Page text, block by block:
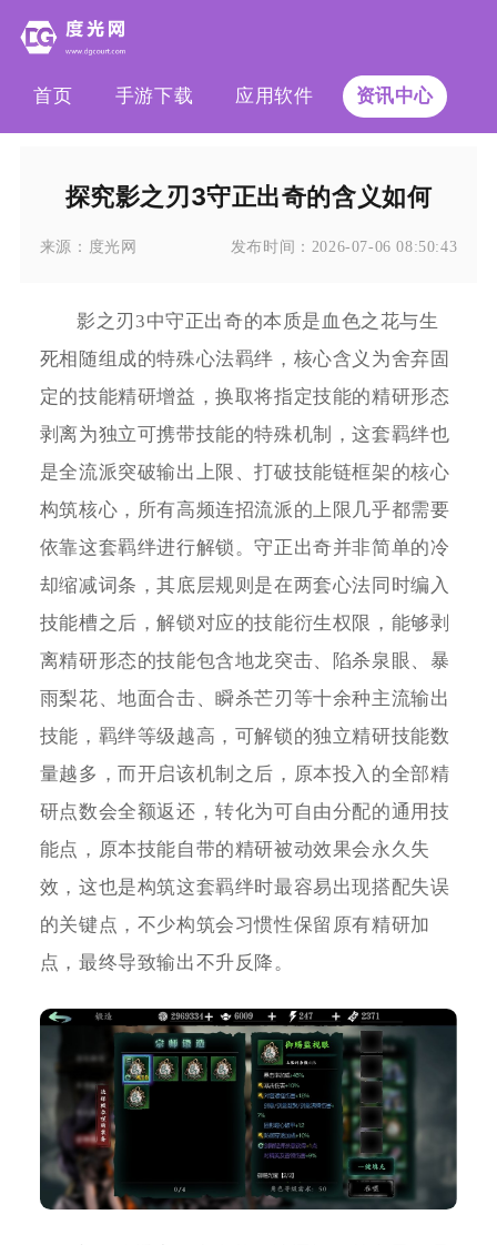
首页 手游下载 应用软件 资讯中心
探究影之刃3守正出奇的含义如何
来源： 度光网 发布时间： 2026-07-06 08:50:43
影之刃3中守正出奇的本质是血色之花与生
死相随组成的特殊心法羁绊，核心含义为舍弃固
定的技能精研增益，换取将指定技能的精研形态
剥离为独立可携带技能的特殊机制，这套羁绊也
是全流派突破输出上限、打破技能链框架的核心
构筑核心，所有高频连招流派的上限几乎都需要
依靠这套羁绊进行解锁。守正出奇并非简单的冷
却缩减词条，其底层规则是在两套心法同时编入
技能槽之后，解锁对应的技能衍生权限，能够剥
离精研形态的技能包含地龙突击、陷杀泉眼、暴
雨梨花、地面合击、瞬杀芒刃等十余种主流输出
技能，羁绊等级越高，可解锁的独立精研技能数
量越多，而开启该机制之后，原本投入的全部精
研点数会全额返还，转化为可自由分配的通用技
能点，原本技能自带的精研被动效果会永久失
效，这也是构筑这套羁绊时最容易出现搭配失误
的关键点，不少构筑会习惯性保留原有精研加
点，最终导致输出不升反降。